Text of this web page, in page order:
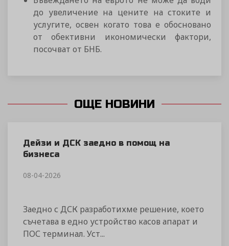
до увеличение на цените на стоките и
услугите, освен когато това е обосновано
от обективни икономически фактори,
посочват от БНБ.
ОЩЕ НОВИНИ
Дейзи и ДСК заедно в помощ на
бизнеса
08-04-2026
Заедно с ДСК разработихме решение, което
съчетава в едно устройство касов апарат и
ПОС терминал. Уст...